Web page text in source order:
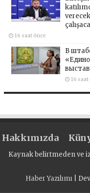
16 saat önce
В
16 saat
Hakkımızda
Kaynak belirtmeden ve
Haber Yazılımı|